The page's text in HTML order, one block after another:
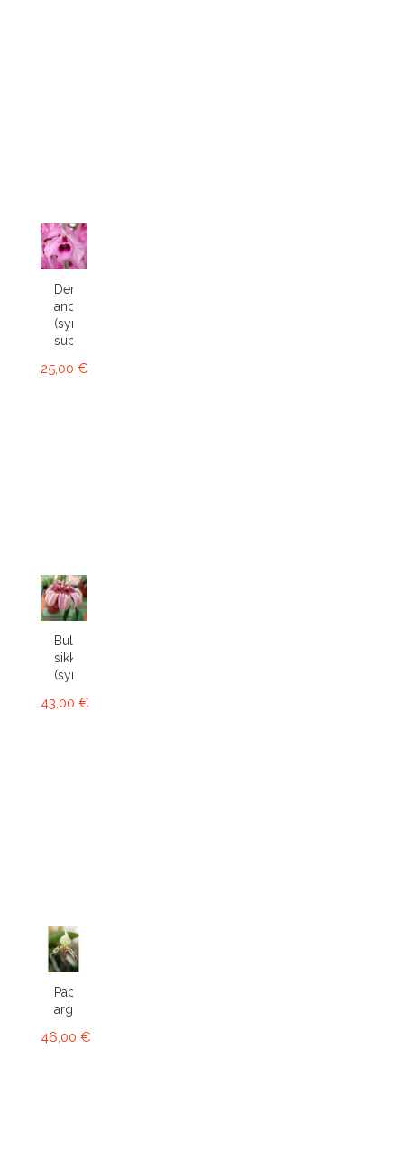
Dendrobium
anosmum
(syn.
superbum)
25,00 €
Bulbophyllum
sikkimense
(syn....
43,00 €
Paphiopedilum
argus
46,00 €